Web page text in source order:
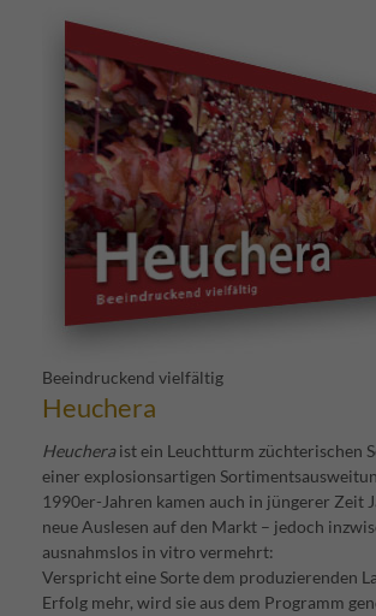
Beeindruckend vielfältig
Heuchera
Heucheraist ein Leuchtturm züchterischen
einer explosionsartigen
1990er-Jahren kamen auch in jüngerer Zeit
neue Auslesen auf den Markt – jedoch
ausnahmslos in vitro vermehrt:
Verspricht eine Sorte dem produzierenden
Erfolg mehr, wird sie aus dem Programm